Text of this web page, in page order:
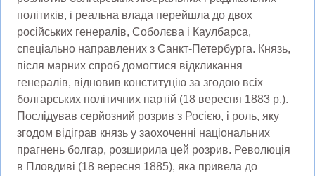
політиків, і реальна влада перейшла до двох
російських генералів, Соболєва і Каулбарса,
спеціально направлених з Санкт-Петербурга. Князь,
після марних спроб домогтися відкликання
генералів, відновив конституцію за згодою всіх
болгарських політичних партій (18 вересня 1883 р.).
Послідував серйозний розрив з Росією, і роль, яку
згодом відіграв князь у заохоченні національних
прагнень болгар, розширила цей розрив. Революція
в Пловдиві (18 вересня 1885), яка привела до